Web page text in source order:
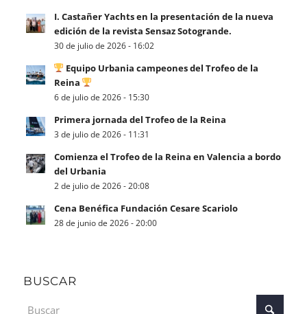
I. Castañer Yachts en la presentación de la nueva
edición de la revista Sensaz Sotogrande.
30 de julio de 2026 - 16:02
Equipo Urbania campeones del Trofeo de la
Reina
6 de julio de 2026 - 15:30
Primera jornada del Trofeo de la Reina
3 de julio de 2026 - 11:31
Comienza el Trofeo de la Reina en Valencia a bordo
del Urbania
2 de julio de 2026 - 20:08
Cena Benéfica Fundación Cesare Scariolo
28 de junio de 2026 - 20:00
BUSCAR